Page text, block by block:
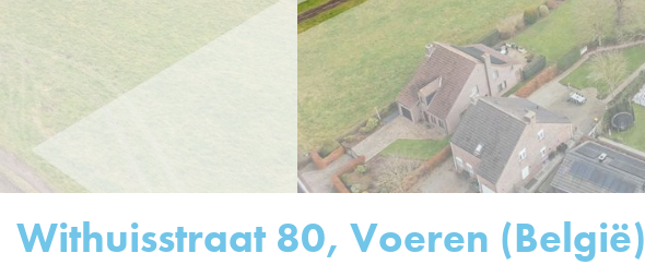
Withuisstraat 80, Voeren (België)